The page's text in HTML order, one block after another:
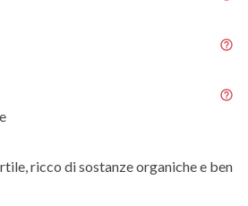
ricco di sostanze organiche e ben